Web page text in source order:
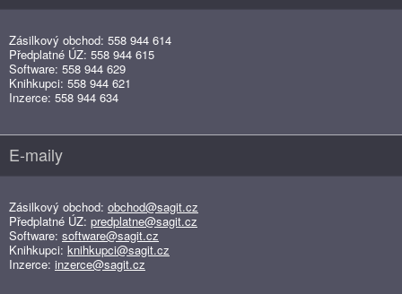
Zásilkový obchod: 558 944 614
Předplatné ÚZ: 558 944 615
Software: 558 944 629
Knihkupci: 558 944 621
Inzerce: 558 944 634
E-maily
Zásilkový obchod: obchod@sagit.cz
Předplatné ÚZ: predplatne@sagit.cz
Software: software@sagit.cz
Knihkupci: knihkupci@sagit.cz
Inzerce: inzerce@sagit.cz